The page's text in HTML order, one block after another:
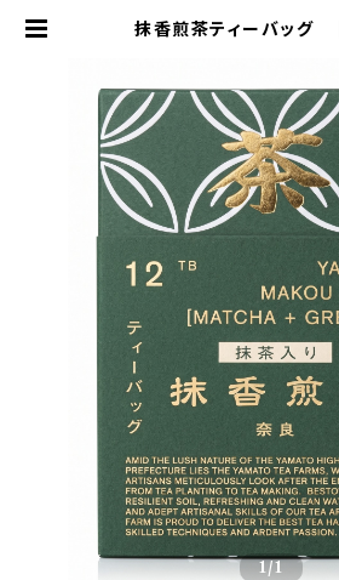
抹香煎茶ティーバッグ
1/1